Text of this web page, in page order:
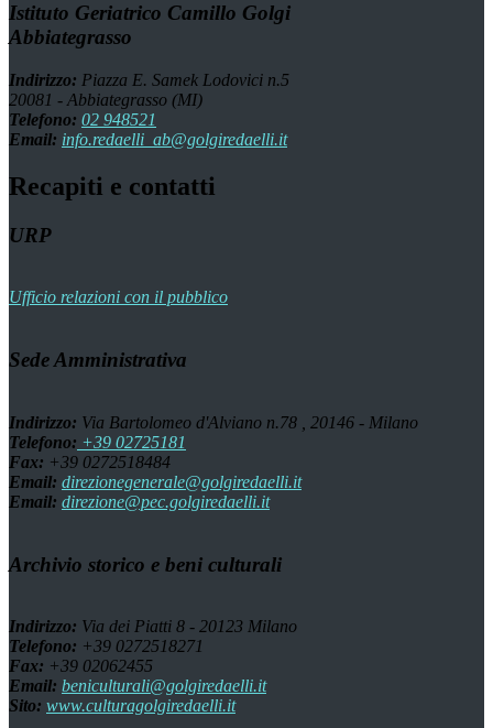
Istituto Geriatrico Camillo Golgi
Abbiategrasso
Indirizzo: Piazza E. Samek Lodovici n.5
20081 - Abbiategrasso (MI)
Telefono: 02 948521
Email: info.redaelli_ab@golgiredaelli.it
Recapiti e contatti
URP
Ufficio relazioni con il pubblico
Sede Amministrativa
Indirizzo: Via Bartolomeo d'Alviano n.78 , 20146 - Milano
Telefono: +39 02725181
Fax: +39 0272518484
Email: direzionegenerale@golgiredaelli.it
Email: direzione@pec.golgiredaelli.it
Archivio storico e beni culturali
Indirizzo: Via dei Piatti 8 - 20123 Milano
Telefono: +39 0272518271
Fax: +39 02062455
Email: beniculturali@golgiredaelli.it
Sito: www.culturagolgiredaelli.it